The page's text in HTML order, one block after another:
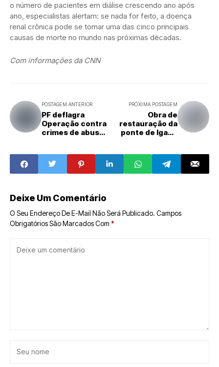
o número de pacientes em diálise crescendo ano após
ano, especialistas alertam: se nada for feito, a doença
renal crônica pode se tornar uma das cinco principais
causas de morte no mundo nas próximas décadas.
Com informações da CNN
POSTAGEM ANTERIOR
PF deflagra
Operação contra
crimes de abuso
PRÓXIMA POSTAGEM
Obra de
restauração da
ponte de Igapó
Dnit
Deixe Um Comentário
O Seu Endereço De E-Mail Não Será Publicado. Campos
Obrigatórios São Marcados Com *